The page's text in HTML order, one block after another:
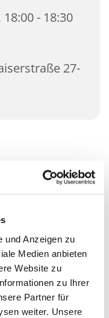
und Anzeigen zu
Medien anbieten
Website zu
zu Ihrer
Partner für
weiter. Unsere
- 18:30
27-